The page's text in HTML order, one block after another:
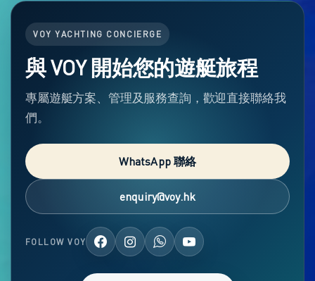
VOY YACHTING CONCIERGE
與 VOY 開始您的遊艇旅程
專屬遊艇方案、管理及服務查詢，歡迎直接聯絡我
們。
WhatsApp 聯絡
enquiry@voy.hk
FOLLOW VOY